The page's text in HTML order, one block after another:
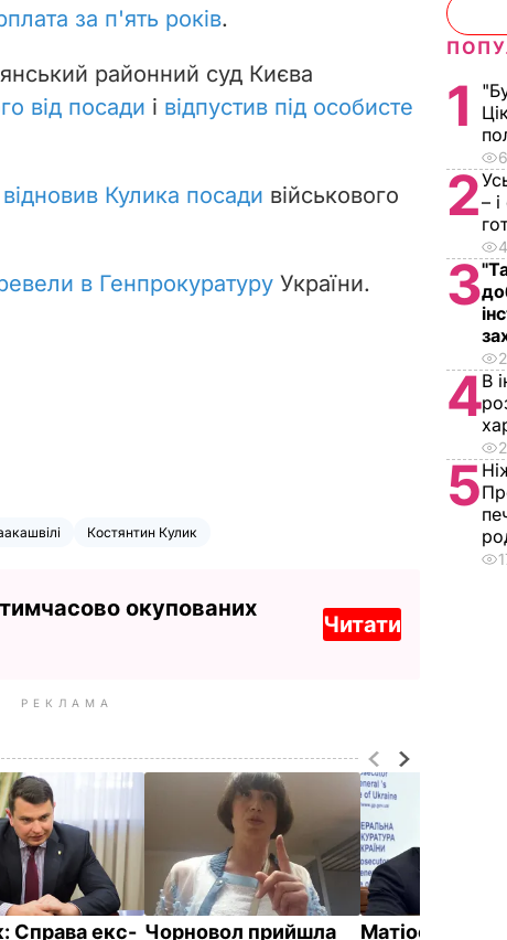
за п'ять років.
районний суд Києва
від посади і відпустив під особисте
Кулика посади військового
в Генпрокуратуру України.
Костянтин Кулик
окупованих
Читати
РЕКЛАМА
Справа екс- Чорновол прийшла Матіос:
1
2–
3
4В
5